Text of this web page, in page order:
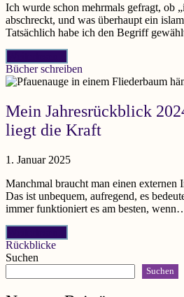
Ich wurde schon mehrmals gefragt, ob
abschreckt, und was überhaupt ein
Tatsächlich habe ich den Begriff
Bücher schreiben
Mein Jahresrückblick
liegt die Kraft
1. Januar 2025
Manchmal braucht man einen externen
Das ist unbequem, aufregend, es
immer funktioniert es am besten,
Rückblicke
Suchen
Suchen